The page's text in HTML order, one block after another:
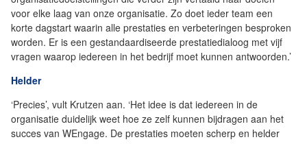
voor elke laag van onze organisatie. Zo doet ieder team een
korte dagstart waarin alle prestaties en verbeteringen besproken
worden. Er is een gestandaardiseerde prestatiedialoog met vijf
vragen waarop iedereen in het bedrijf moet kunnen antwoorden.’
Helder
‘Precies’, vult Krutzen aan. ‘Het idee is dat iedereen in de
organisatie duidelijk weet hoe ze zelf kunnen bijdragen aan het
succes van WEngage. De prestaties moeten scherp en helder